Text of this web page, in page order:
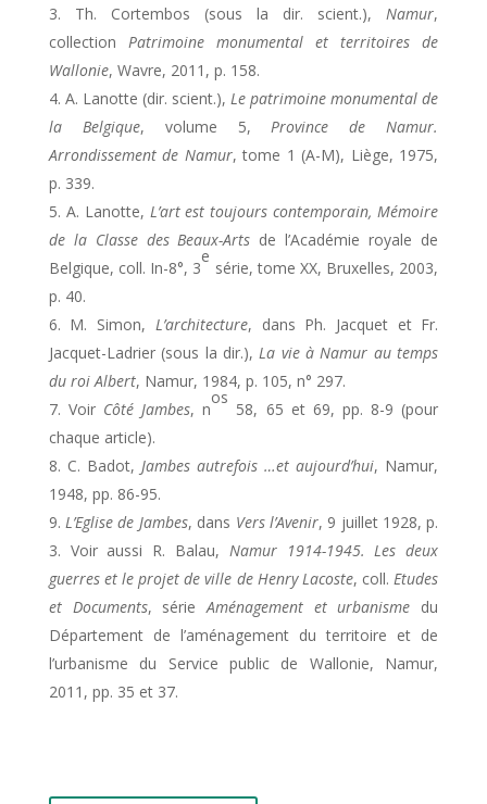
Th. Cortembos (sous la dir. scient.),Namur,
collection Patrimoine monumental et territoires de
Wallonie, Wavre, 2011, p. 158.
A. Lanotte (dir. scient.), Le patrimoine monumental de
la Belgique, volume 5,Province de Namur.
Arrondissement de Namur, tome 1 (A-M), Liège, 1975,
p. 339.
A. Lanotte, L’art est toujours contemporain, Mémoire
de la Classe des Beaux-Arts de l’Académie royale de
Belgique, coll. In-8°, 3
e
série, tome XX, Bruxelles, 2003,
p. 40.
M. Simon, L’architecture, dans Ph. Jacquet et Fr.
Jacquet-Ladrier (sous la dir.),La vie à Namur au temps
du roi Albert, Namur, 1984, p. 105, n° 297.
Voir Côté Jambes, n
os
58, 65 et 69, pp. 8-9 (pour
chaque article).
C. Badot, Jambes autrefois …et aujourd’hui, Namur,
1948, pp. 86-95.
L’Eglise de Jambes, dans Vers l’Avenir, 9 juillet 1928, p.
3. Voir aussi R. Balau, Namur 1914-1945. Les deux
guerres et le projet de ville de Henry Lacoste, coll.Etudes
et Documents, sérieAménagement et urbanisme du
Département de l’aménagement du territoire et de
l’urbanisme du Service public de Wallonie, Namur,
2011, pp. 35 et 37.